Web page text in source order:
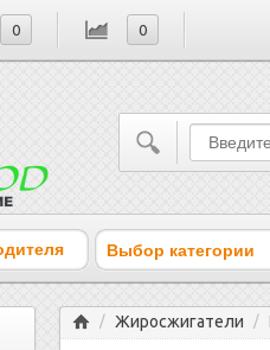
0 0
Выбор категории
Главная
/ Жиросжигатели /